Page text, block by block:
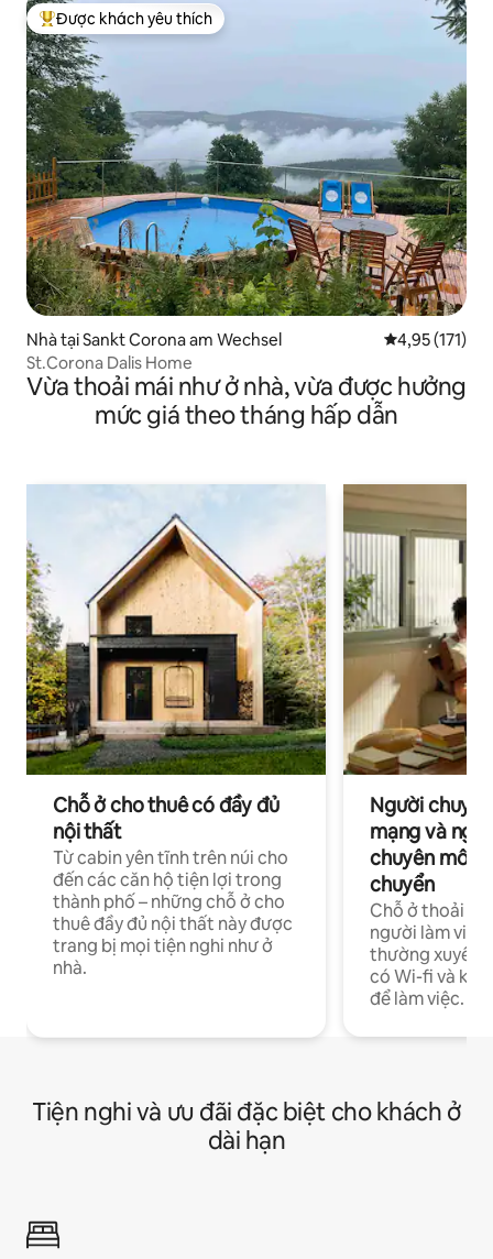
Được khách yêu thích nhất
Được khách yêu thích
Nhà tại Sankt Corona am Wechsel Xếp hạng
4,95 (171)
St.Corona Dalis Home
Vừa thoải mái như ở nhà, vừa được hưởng
mức giá theo tháng hấp dẫn
Chỗ ở cho thuê có đầy đủ
nội thất
Từ cabin yên tĩnh trên núi cho
đến các căn hộ tiện lợi trong
thành phố – những chỗ ở cho
thuê đầy đủ nội thất này được
trang bị mọi tiện nghi như ở
nhà.
Người
mạng và
chuyên môn
chuyển
Chỗ ở thoải
người làm việc
thường xuyên
có Wi-fi và
để làm việc.
Tiện nghi và ưu đãi đặc biệt cho khách ở
dài hạn